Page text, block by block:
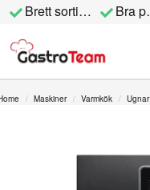
Brett sortiment Bra priser
Maskiner Varmkök Ugnar